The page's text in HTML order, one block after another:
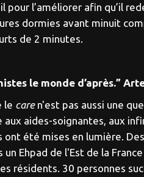
l’améliorer afin qu’il
dormies avant minuit
de 2 minutes.
le monde d’après.”
le caren'est pas aussi une
aides-soignantes, aux
été mises en lumière.
Ehpad de l'Est de la
résidents. 30 personnes